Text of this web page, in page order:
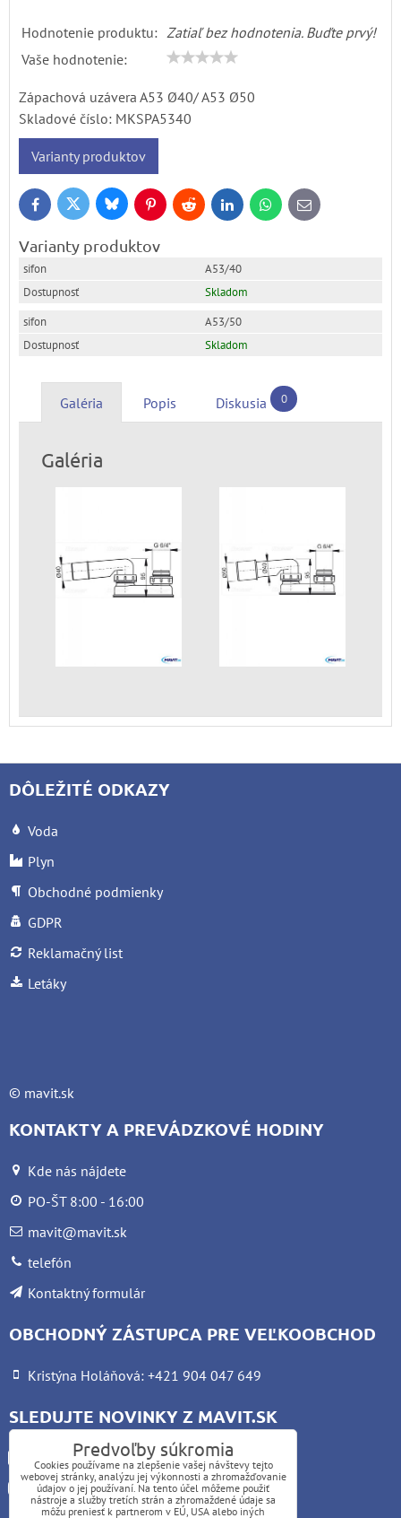
Hodnotenie produktu: Zatiaľ bez hodnotenia. Buďte prvý!
Vaše hodnotenie:
Zápachová uzávera A53 Ø40/ A53 Ø50
Skladové číslo: MKSPA5340
Varianty produktov
FacebookTwitter BlueskyPinterestReddit LinkedInWhatsApp
E-
mail
Varianty produktov
A53/40
Skladom
A53/50
Skladom
Galéria Popis Diskusia 0
Galéria
DÔLEŽITÉ ODKAZY
Voda
Plyn
Obchodné podmienky
GDPR
Reklamačný list
Letáky
© mavit.sk
KONTAKTY A PREVÁDZKOVÉ HODINY
Kde nás nájdete
PO-ŠT 8:00 - 16:00
mavit@mavit.sk
telefón
Kontaktný formulár
OBCHODNÝ ZÁSTUPCA PRE VEĽKOOBCHOD
Kristýna Holáňová: +421 904 047 649
SLEDUJTE NOVINKY Z MAVIT.SK
Facebook
Instagram
Predvoľby súkromia
Cookies používame na zlepšenie vašej návštevy tejto
webovej stránky, analýzu jej výkonnosti a zhromažďovanie
údajov o jej používaní. Na tento účel môžeme použiť
nástroje a služby tretích strán a zhromaždené údaje sa
môžu preniesť k partnerom v EÚ, USA alebo iných